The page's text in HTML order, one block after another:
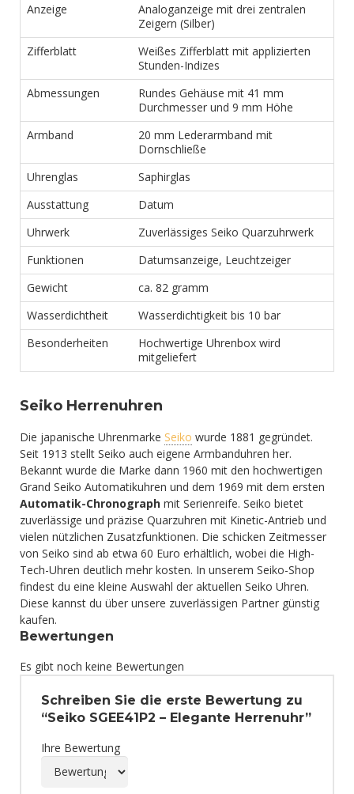
Anzeige
Analoganzeige mit drei zentralen
Zeigern (Silber)
Zifferblatt
Weißes Zifferblatt mit applizierten
Stunden-Indizes
Abmessungen
Rundes Gehäuse mit 41 mm
Durchmesser und 9 mm Höhe
Armband
20 mm Lederarmband mit
Dornschließe
Uhrenglas
Saphirglas
Ausstattung
Datum
Uhrwerk
Zuverlässiges Seiko Quarzuhrwerk
Funktionen
Datumsanzeige, Leuchtzeiger
Gewicht
ca. 82 gramm
Wasserdichtheit
Wasserdichtigkeit bis 10 bar
Besonderheiten
Hochwertige Uhrenbox wird
mitgeliefert
Seiko Herrenuhren
Die japanische Uhrenmarke Seiko wurde 1881 gegründet.
Seit 1913 stellt Seiko auch eigene Armbanduhren her.
Bekannt wurde die Marke dann 1960 mit den hochwertigen
Grand Seiko Automatikuhren und dem 1969 mit dem ersten
Automatik-Chronograph mit Serienreife. Seiko bietet
zuverlässige und präzise Quarzuhren mit Kinetic-Antrieb und
vielen nützlichen Zusatzfunktionen. Die schicken Zeitmesser
von Seiko sind ab etwa 60 Euro erhältlich, wobei die High-
Tech-Uhren deutlich mehr kosten. In unserem Seiko-Shop
findest du eine kleine Auswahl der aktuellen Seiko Uhren.
Diese kannst du über unsere zuverlässigen Partner günstig
kaufen.
Bewertungen
Es gibt noch keine Bewertungen
Schreiben Sie die erste Bewertung zu
“Seiko SGEE41P2 – Elegante Herrenuhr”
Ihre Bewertung